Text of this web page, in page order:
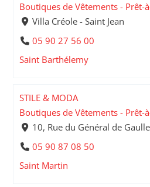
Boutiques de Vêtements - Prêt-
Villa Créole - Saint Jean
05 90 27 56 00
Saint Barthélemy
STILE & MODA
Boutiques de Vêtements - Prêt-
10, Rue du Général de
05 90 87 08 50
Saint Martin